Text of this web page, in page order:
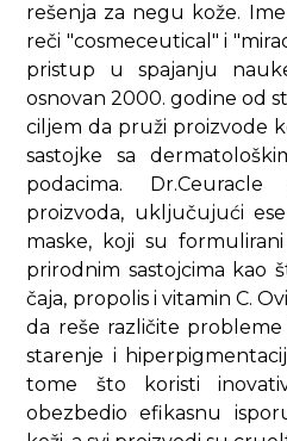
rešenja za negu kože.
reči "cosmeceutical" i
pristup u spajanju
osnovan 2000. godine od
ciljem da pruži proizvode
sastojke sa
podacima.
proizvoda, uključujući
maske, koji su
prirodnim sastojcima kao
čaja, propolis i vitamin C.
da reše različite
starenje i
tome što koristi
obezbedio efikasnu